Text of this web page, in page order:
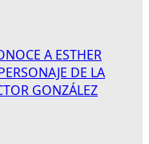
A ESTHER
DE LA
GONZÁLEZ